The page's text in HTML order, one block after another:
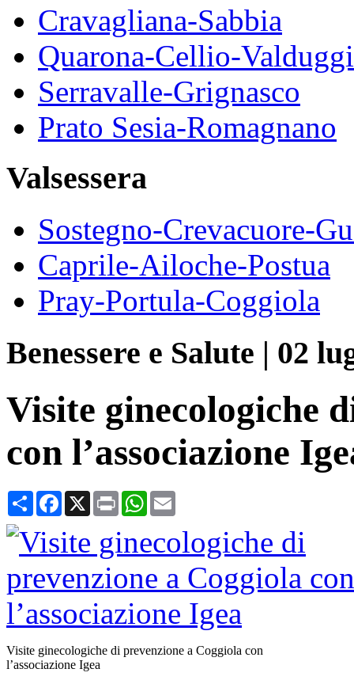
Cravagliana-Sabbia
Quarona-Cellio-
Serravalle-Grignasco
Prato Sesia-Romagnano
Valsessera
Sostegno-Crevacuore-
Caprile-Ailoche-Postua
Pray-Portula-Coggiola
Benessere e Salute | 02
Visite ginecologiche
con l’associazione
CondividiFacebook
X Print WhatsApp
Visite ginecologiche di prevenzione a Coggiola con
l’associazione Igea